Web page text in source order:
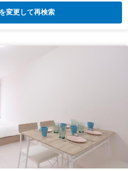
変更して再検索